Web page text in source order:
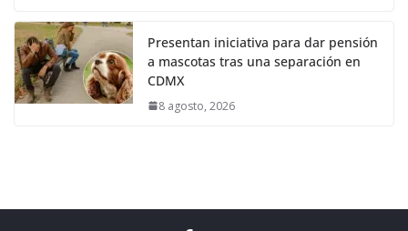
Presentan iniciativa para dar pensión
a mascotas tras una separación en
CDMX
8 agosto, 2026